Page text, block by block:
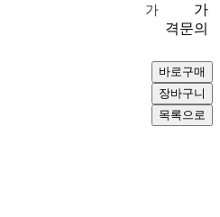
가
가
격문의